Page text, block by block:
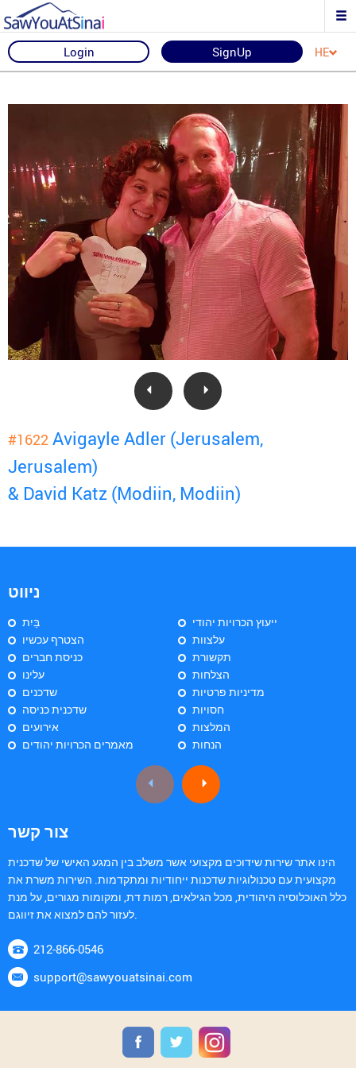
Login SignUp HE
#1622 Avigayle Adler (Jerusalem,
Jerusalem)
& David Katz (Modiin, Modiin)
ניווט
בַּיִת
הצטרף עכשיו
כניסת חברים
עלינו
שדכנים
שדכנית כניסה
אירועים
מאמרים הכרויות יהודים
ייעוץ הכרויות יהודי
עלצוות
תקשורת
הצלחות
מדיניות פרטיות
חסויות
המלצות
הנחות
צור קשר
הינו אתר שירות שידוכים מקצועי אשר משלב בין המגע האישי של שדכנית
מקצועית עם טכנולוגיות שדכנות ייחודיות ומתקדמות. השירות משרת את
כלל האוכלוסיה היהודית, מכל הגילאים, רמות דת, ומקומות מגורים, על מנת
לעזור להם למצוא את זיווגם.
212-866-0546
support@sawyouatsinai.com